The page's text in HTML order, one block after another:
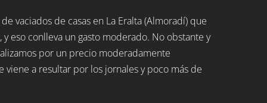
vaciados de casas en La Eralta (Almoradí) que
eso conlleva un gasto moderado. No obstante y
por un precio moderadamente
a resultar por los jornales y poco más de